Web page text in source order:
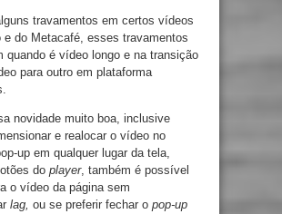
travamentos em certos vídeos
e do Metacafé, esses travamentos
quando é vídeo longo e na transição
para outro em plataforma
novidade muito boa, inclusive
e realocar o vídeo no
up em qualquer lugar da tela,
do player, também é possível
o vídeo da página sem
lag, ou se preferir fechar o pop-up